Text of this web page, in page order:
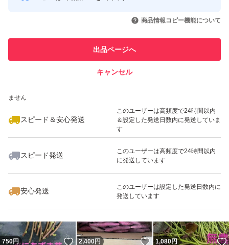
上いも1個重が軽いため、早掘りを避け、充分な生育期間
引を完了させた実績があります
での取引実績があります
ません
スピード＆安心発送
このユーザーは高頻度で24時間以内
＆設定した発送日数内に発送していま
す
スピード発送
このユーザーは高頻度で24時間以内
に発送しています
安心発送
このユーザーは設定した発送日数内に
発送しています
商品情報コピー機能について
出品ページへ
キャンセル
いいね！
980
750円 いいね！
2,400円 いいね！
1,080円